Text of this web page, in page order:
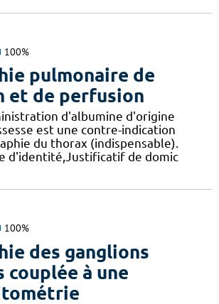
100%
pulmonaire de
et de perfusion
d'albumine d'origine
est une contre-indication
du thorax (indispensable).
d'identité,Justificatif de domic
100%
des ganglions
à une